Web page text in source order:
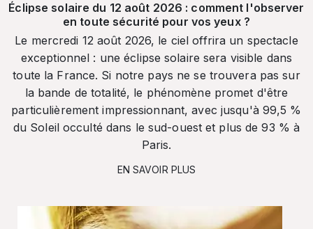
Éclipse solaire du 12 août 2026 : comment l'observer
en toute sécurité pour vos yeux ?
Le mercredi 12 août 2026, le ciel offrira un spectacle
exceptionnel : une éclipse solaire sera visible dans
toute la France. Si notre pays ne se trouvera pas sur
la bande de totalité, le phénomène promet d'être
particulièrement impressionnant, avec jusqu'à 99,5 %
du Soleil occulté dans le sud-ouest et plus de 93 % à
Paris.
EN SAVOIR PLUS